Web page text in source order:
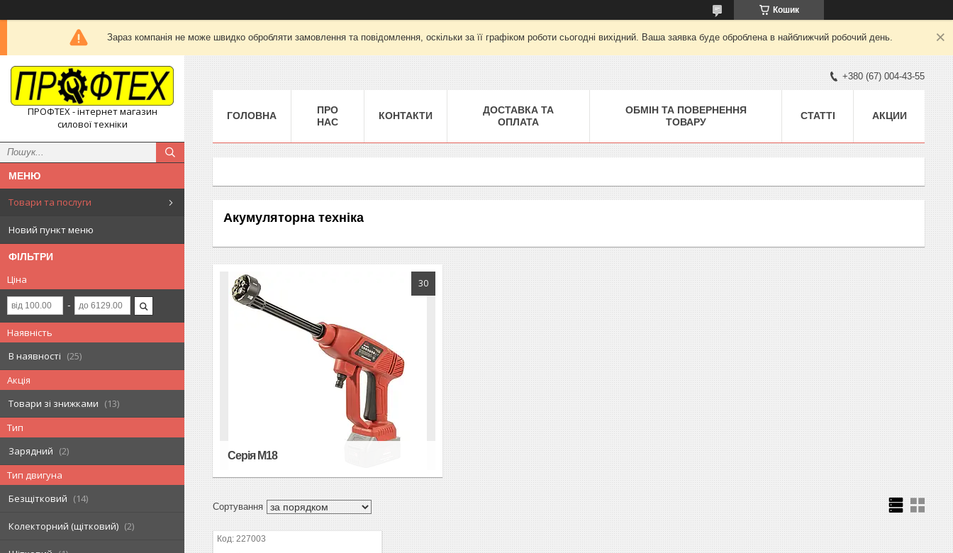
Кошик
Зараз компанія не може швидко обробляти замовлення та повідомлення, оскільки за її графіком роботи сьогодні вихідний. Ваша заявка буде оброблена в найближчий робочий день.
ПРОФТЕХ - інтернет магазин
силової техніки
Товари та послуги
Новий пункт меню
ФІЛЬТРИ
Ціна
Наявність
В наявності
25
Акція
Товари зі знижками
13
Тип
Зарядний
2
Тип двигуна
Безщітковий
14
Колекторний (щітковий) 2
+380 (67) 004-43-55
ГОЛОВНА
ПРО
НАС
КОНТАКТИ
ДОСТАВКА ТА
ОПЛАТА
ОБМІН ТА ПОВЕРНЕННЯ
ТОВАРУ
СТАТТІ АКЦИИ
Акумуляторна техніка
30
Серія М18
227003